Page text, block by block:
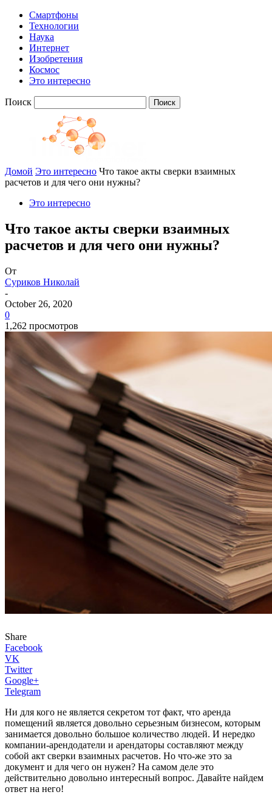
Смартфоны
Технологии
Наука
Интернет
Изобретения
Космос
Это интересно
Поиск
Домой Это интересно Что такое акты сверки взаимных
расчетов и для чего они нужны?
Это интересно
Что такое акты сверки взаимных
расчетов и для чего они нужны?
От
Суриков Николай
-
October 26, 2020
0
1,262 просмотров
Share
Facebook
VK
Twitter
Google+
Telegram
Ни для кого не является секретом тот факт, что аренда
помещений является довольно серьезным бизнесом, которым
занимается довольно большое количество людей. И нередко
компании-арендодатели и арендаторы составляют между
собой акт сверки взаимных расчетов. Но что-же это за
документ и для чего он нужен? На самом деле это
действительно довольно интересный вопрос. Давайте найдем
ответ на него!